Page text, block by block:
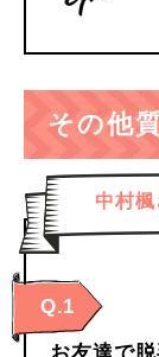
その他
中村
Q.1